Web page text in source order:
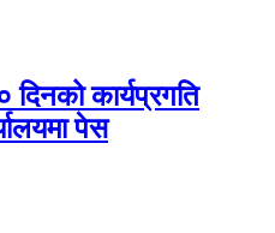
दिनको कार्यप्रगति
पेस